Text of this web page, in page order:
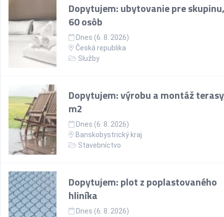
Dopytujem: ubytovanie pre
60 osôb
Dnes (6. 8. 2026)
Česká republika
Služby
Dopytujem: výrobu a montáž
m2
Dnes (6. 8. 2026)
Banskobystrický kraj
Stavebníctvo
Dopytujem: plot z poplastovaného
hliníka
Dnes (6. 8. 2026)